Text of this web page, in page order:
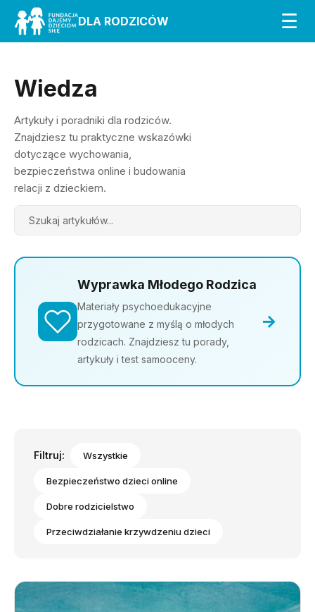
DLA RODZICÓW ☰
Wiedza
Artykuły i poradniki dla rodziców.
Znajdziesz tu praktyczne wskazówki
dotyczące wychowania,
bezpieczeństwa online i budowania
relacji z dzieckiem.
Search
Wyprawka Młodego Rodzica
Materiały psychoedukacyjne
przygotowane z myślą o młodych
rodzicach. Znajdziesz tu porady,
artykuły i test samooceny.
→
Filtruj: Wszystkie
Bezpieczeństwo dzieci online
Dobre rodzicielstwo
Przeciwdziałanie krzywdzeniu dzieci